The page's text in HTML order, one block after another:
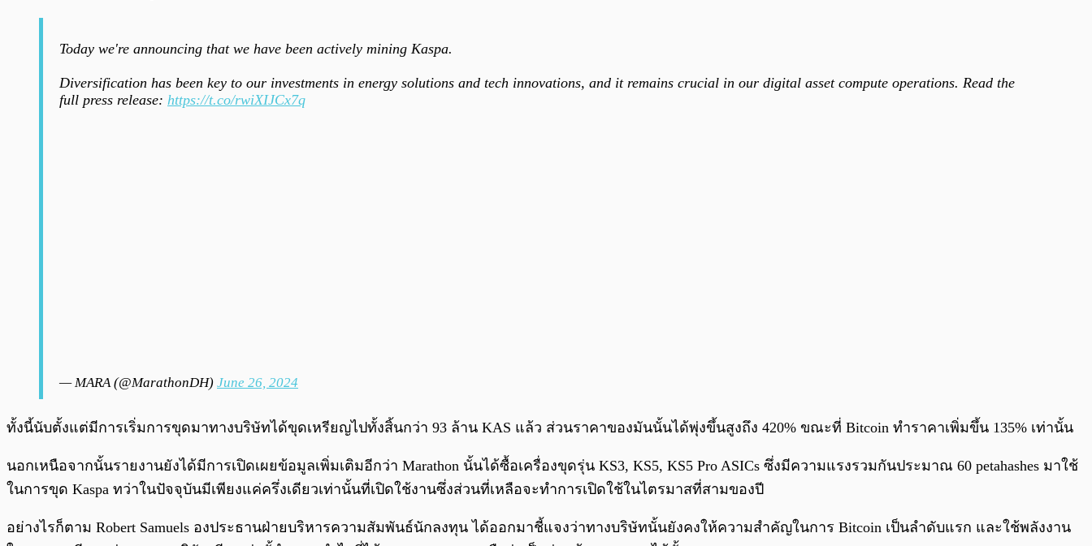
Today we're announcing that we have been actively mining Kaspa.
Diversification has been key to our investments in energy solutions and tech innovations, and it remains crucial in our digital asset compute operations. Read the
full press release: https://t.co/rwiXIJCx7q
— MARA (@MarathonDH) June 26, 2024
ทั้งนี้นับตั้งแต่มีการเริ่มการขุดมาทางบริษัทได้ขุดเหรียญไปทั้งสิ้นกว่า 93 ล้าน KAS แล้ว ส่วนราคาของมันนั้นได้พุ่งขึ้นสูงถึง 420% ขณะที่ Bitcoin ทำราคาเพิ่มขึ้น 135% เท่านั้น
นอกเหนือจากนั้นรายงานยังได้มีการเปิดเผยข้อมูลเพิ่มเติมอีกว่า Marathon นั้นได้ซื้อเครื่องขุดรุ่น KS3, KS5, KS5 Pro ASICs ซึ่งมีความแรงรวมกันประมาณ 60 petahashes มาใช้
ในการขุด Kaspa ทว่าในปัจจุบันมีเพียงแค่ครึ่งเดียวเท่านั้นที่เปิดใช้งานซึ่งส่วนที่เหลือจะทำการเปิดใช้ในไตรมาสที่สามของปี
อย่างไรก็ตาม Robert Samuels องประธานฝ่ายบริหารความสัมพันธ์นักลงทุน ได้ออกมาชี้แจงว่าทางบริษัทนั้นยังคงให้ความสำคัญในการ Bitcoin เป็นลำดับแรก และใช้พลังงาน